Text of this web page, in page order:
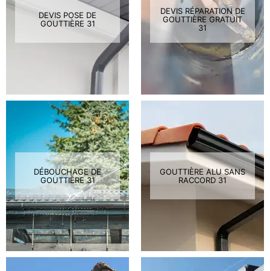
DEVIS POSE DE
GOUTTIÈRE 31
DEVIS RÉPARATION DE
GOUTTIÈRE GRATUIT
31
DÉBOUCHAGE DE
GOUTTIÈRE 31
GOUTTIÈRE ALU SANS
RACCORD 31